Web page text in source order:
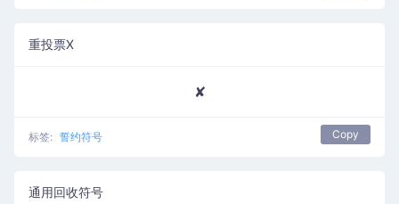
重投票X
✘
标签: 誓约符号 Copy
通用回收符号